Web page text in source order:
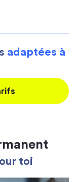
adaptées à
toi